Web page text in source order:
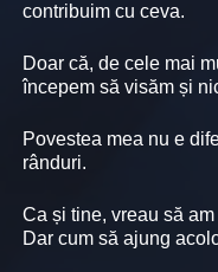
contribuim cu ceva.
Doar că, de cele mai
începem să visăm și
Povestea mea nu e
rânduri.
Ca și tine, vreau să
Dar cum să ajung